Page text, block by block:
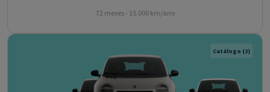
72 meses - 15.000 km/ano
Catálogo (2)